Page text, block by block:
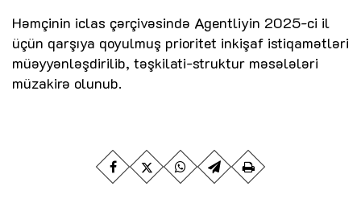
Həmçinin iclas çərçivəsində Agentliyin 2025-ci il
üçün qarşıya qoyulmuş prioritet inkişaf istiqamətləri
müəyyənləşdirilib, təşkilati-struktur məsələləri
müzakirə olunub.